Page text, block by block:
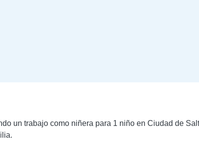
un trabajo como niñera para 1 niño en Ciudad de